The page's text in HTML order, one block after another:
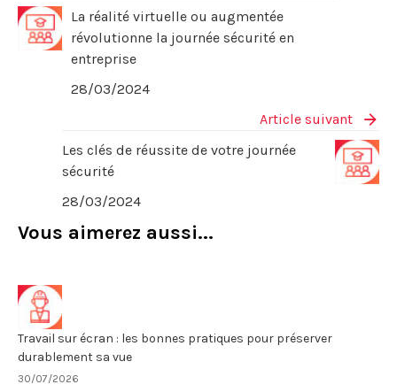
La réalité virtuelle ou augmentée
révolutionne la journée sécurité en
entreprise
28/03/2024
Article suivant
Les clés de réussite de votre journée
sécurité
28/03/2024
Vous aimerez aussi...
Travail sur écran : les bonnes pratiques pour préserver
durablement sa vue
30/07/2026